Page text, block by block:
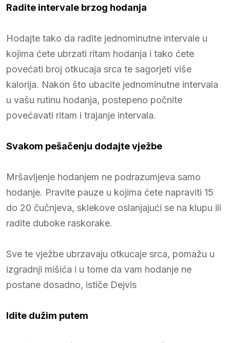
Radite intervale brzog hodanja
Hodajte tako da radite jednominutne intervale u
kojima ćete ubrzati ritam hodanja i tako ćete
povećati broj otkucaja srca te sagorjeti više
kalorija. Nakon što ubacite jednominutne intervala
u vašu rutinu hodanja, postepeno počnite
povećavati ritam i trajanje intervala.
Svakom pešačenju dodajte vježbe
Mršavljenje hodanjem ne podrazumjeva samo
hodanje. Pravite pauze u kojima ćete napraviti 15
do 20 čučnjeva, sklekove oslanjajući se na klupu ili
radite duboke raskorake.
Sve te vježbe ubrzavaju otkucaje srca, pomažu u
izgradnji mišića i u tome da vam hodanje ne
postane dosadno, ističe Dejvis
Idite dužim putem